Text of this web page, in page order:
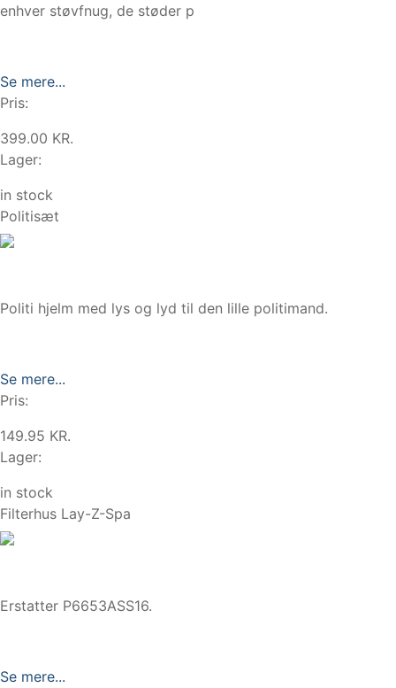
enhver støvfnug, de støder p
Se mere...
Pris:
399.00 KR.
Lager:
in stock
Politisæt
Politi hjelm med lys og lyd til den lille politimand.
Se mere...
Pris:
149.95 KR.
Lager:
in stock
Filterhus Lay-Z-Spa
Erstatter P6653ASS16.
Se mere...